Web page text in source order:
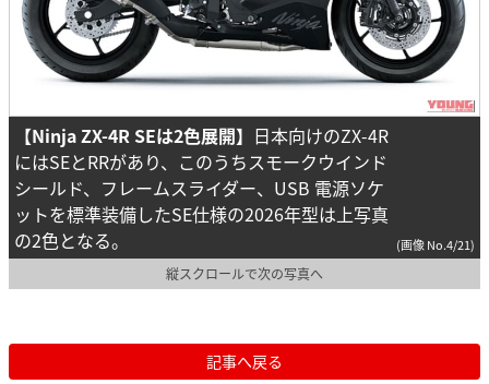
【Ninja ZX-4R SEは2色展開】 日本向けのZX-4R
にはSEとRRがあり、このうちスモークウインド
シールド、フレームスライダー、USB 電源ソケ
ットを標準装備したSE仕様の2026年型は上写真
の2色となる。
(画像 No.4/21)
縦スクロールで次の写真へ
記事へ戻る